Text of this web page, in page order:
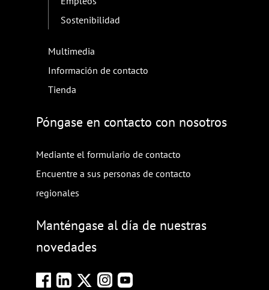
Sostenibilidad
Multimedia
Información de contacto
Tienda
Póngase en contacto con nosotros
Mediante el formulario de contacto
Encuentre a sus personas de contacto
regionales
Manténgase al día de nuestras
novedades